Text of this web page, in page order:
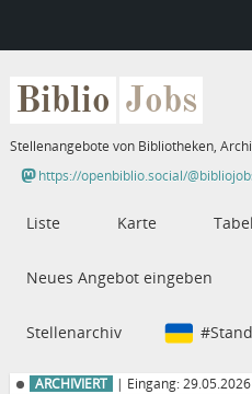
Biblio Jobs
Stellenangebote von Bibliotheken,
https://openbiblio.social/
Liste Karte
Neues Angebot eingeben
Stellenarchiv
ARCHIVIERT | Eingang: 29.05.2026